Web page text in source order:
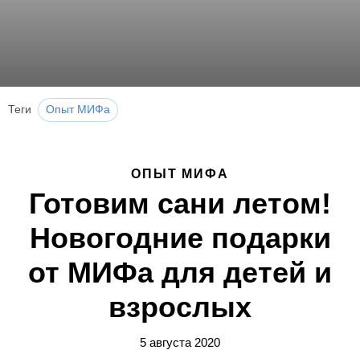
Теги Опыт МИФа
ОПЫТ МИФА
Готовим сани летом!
Новогодние подарки
от МИФа для детей и
взрослых
5 августа 2020